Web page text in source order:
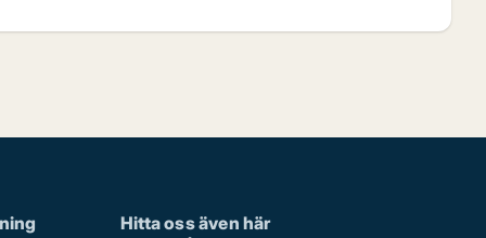
Hitta oss även här